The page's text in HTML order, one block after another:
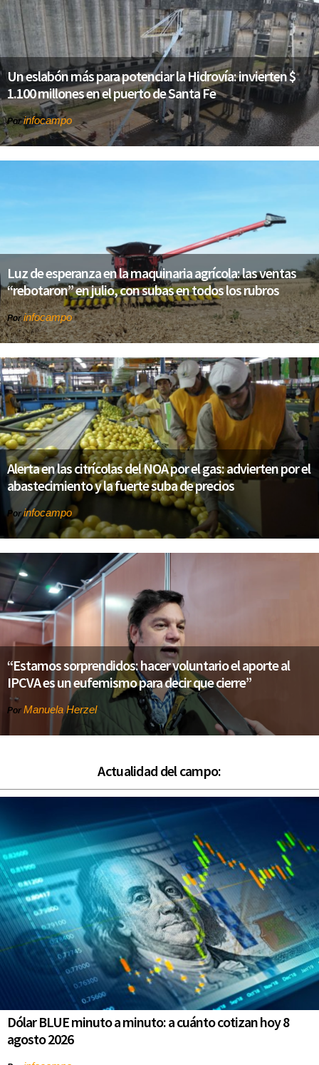
Un eslabón más para potenciar la Hidrovía: invierten $
1.100 millones en el puerto de Santa Fe
Porinfocampo
Luz de esperanza en la maquinaria agrícola: las ventas
“rebotaron” en julio, con subas en todos los rubros
Porinfocampo
Alerta en las citrícolas del NOA por el gas: advierten por el
abastecimiento y la fuerte suba de precios
Porinfocampo
“Estamos sorprendidos: hacer voluntario el aporte al
IPCVA es un eufemismo para decir que cierre”
Por Manuela Herzel
Actualidad del campo:
Dólar BLUE minuto a minuto: a cuánto cotizan hoy 8
agosto 2026